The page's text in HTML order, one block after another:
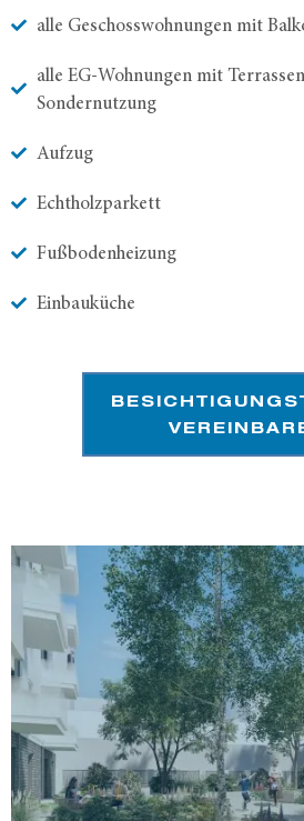
alle Geschosswohnungen mit
alle EG-Wohnungen mit
Sondernutzung
Aufzug
Echtholzparkett
Fußbodenheizung
Einbauküche